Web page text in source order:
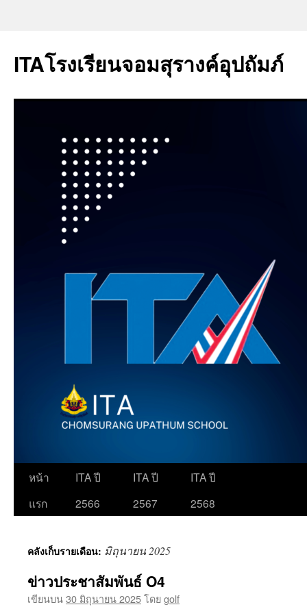
ITAโรงเรียนจอมสุรางค์อุปถัมภ์
ข้าม
ไป
เนื้อหา
หน้า
แรก
ITA ปี
2566
ITA ปี
2567
ITA ปี
2568
คลังเก็บรายเดือน: มิถุนายน 2025
ข่าวประชาสัมพันธ์ O4
เขียนบน30 มิถุนายน 2025โดยgolf